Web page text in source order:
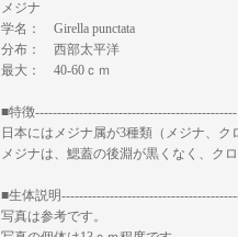
メジナ
学名： Girella punctata
分布： 西部太平洋
最大： 40-60ｃｍ
■特徴----------------------------------------------
日本にはメジナ属が3種類（メジナ、ク
メジナは、鰓蓋の後淵が黒くなく、ク
■生体説明
写真は参考です。